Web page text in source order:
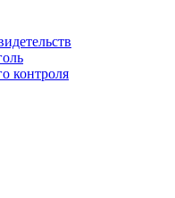
контроля